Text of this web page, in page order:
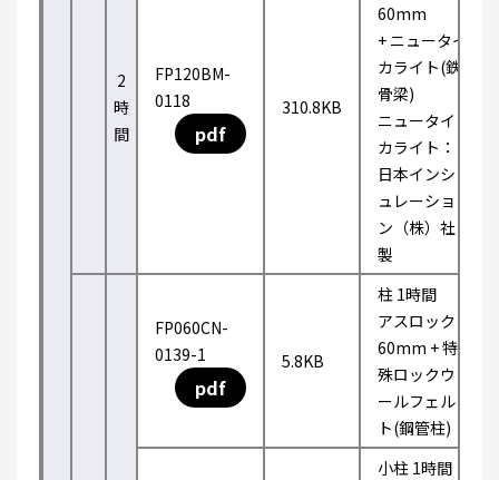
2
時
間
FP120BM-
0118
pdf
310.8KB
60mm
+ ニュータイ
カライト(鉄
骨梁)
ニュータイ
カライト：
日本インシ
ュレーショ
ン（株）社
製
FP060CN-
0139-1
pdf
5.8KB
柱 1時間
アスロック
60mm + 特
殊ロックウ
ールフェル
ト(鋼管柱)
小柱 1時間